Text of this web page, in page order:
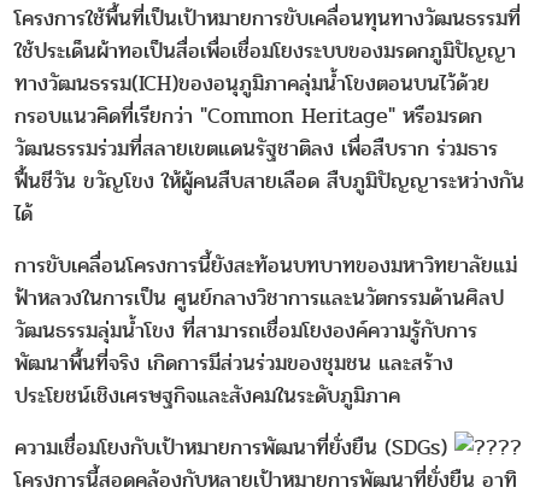
โครงการใช้พื้นที่เป็นเป้าหมายการขับเคลื่อนทุนทางวัฒนธรรมที่
ใช้ประเด็นผ้าทอเป็นสื่อเพื่อเชื่อมโยงระบบของมรดกภูมิปัญญา
ทางวัฒนธรรม(ICH)ของอนุภูมิภาคลุ่มน้ำโขงตอนบนไว้ด้วย
กรอบแนวคิดที่เรียกว่า "Common Heritage" หรือมรดก
วัฒนธรรมร่วมที่สลายเขตแดนรัฐชาติลง เพื่อสืบราก ร่วมธาร
ฟื้นชีวัน ขวัญโขง ให้ผู้คนสืบสายเลือด สืบภูมิปัญญาระหว่างกัน
ได้
การขับเคลื่อนโครงการนี้ยังสะท้อนบทบาทของมหาวิทยาลัยแม่
ฟ้าหลวงในการเป็น ศูนย์กลางวิชาการและนวัตกรรมด้านศิลป
วัฒนธรรมลุ่มน้ำโขง ที่สามารถเชื่อมโยงองค์ความรู้กับการ
พัฒนาพื้นที่จริง เกิดการมีส่วนร่วมของชุมชน และสร้าง
ประโยชน์เชิงเศรษฐกิจและสังคมในระดับภูมิภาค
ความเชื่อมโยงกับเป้าหมายการพัฒนาที่ยั่งยืน (SDGs)
โครงการนี้สอดคล้องกับหลายเป้าหมายการพัฒนาที่ยั่งยืน อาทิ